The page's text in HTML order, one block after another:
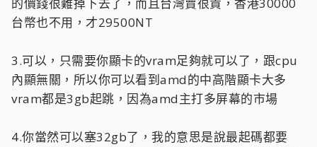
台幣也不用，才29500NT
3.可以，只需要你顯卡的vram足夠就可以了，跟cpu
內顯無關，所以你可以看到amd的中高階顯卡大多
vram都是3gb起跳，因為amd主打多屏幕的市場
4.你當然可以塞32gb了，我的意思是說最起碼都要